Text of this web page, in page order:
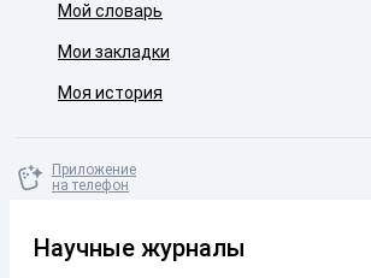
Мой словарь
Мои закладки
Моя история
Приложение
на телефон
Научные журналы